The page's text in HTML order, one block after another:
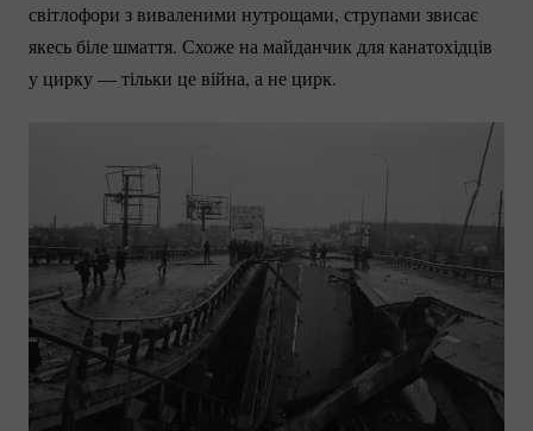
світлофори з виваленими нутрощами, струпами звисає
якесь біле шмаття. Схоже на майданчик для канатохідців
у цирку — тільки це війна, а не цирк.